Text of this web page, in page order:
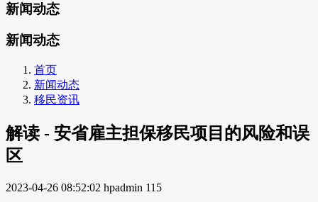
新闻动态
新闻动态
首页
新闻动态
移民资讯
解读 - 安省雇主担保移民项目的风险和误
区
2023-04-26 08:52:02 hpadmin 115